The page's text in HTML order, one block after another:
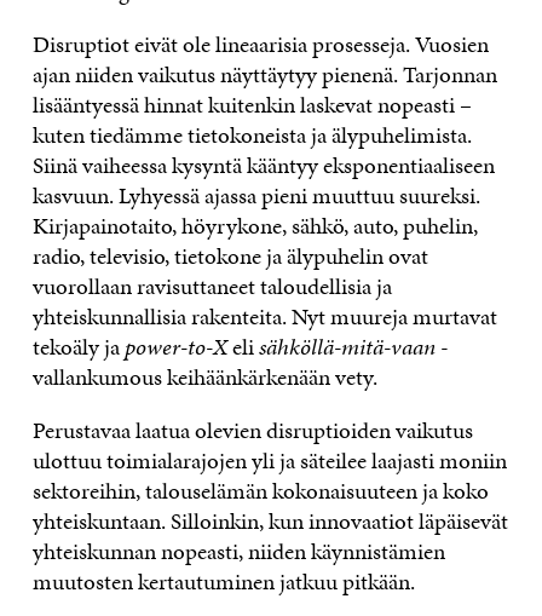
Disruptiot eivät ole lineaarisia prosesseja. Vuosien
ajan niiden vaikutus näyttäytyy pienenä. Tarjonnan
lisääntyessä hinnat kuitenkin laskevat nopeasti –
kuten tiedämme tietokoneista ja älypuhelimista.
Siinä vaiheessa kysyntä kääntyy eksponentiaaliseen
kasvuun. Lyhyessä ajassa pieni muuttuu suureksi.
Kirjapainotaito, höyrykone, sähkö, auto, puhelin,
radio, televisio, tietokone ja älypuhelin ovat
vuorollaan ravisuttaneet taloudellisia ja
yhteiskunnallisia rakenteita. Nyt muureja murtavat
tekoäly japower-to-Xelisähköllä-mitä-vaan-
vallankumous keihäänkärkenään vety.
Perustavaa laatua olevien disruptioiden vaikutus
ulottuu toimialarajojen yli ja säteilee laajasti moniin
sektoreihin, talouselämän kokonaisuuteen ja koko
yhteiskuntaan. Silloinkin, kun innovaatiot läpäisevät
yhteiskunnan nopeasti, niiden käynnistämien
muutosten kertautuminen jatkuu pitkään.